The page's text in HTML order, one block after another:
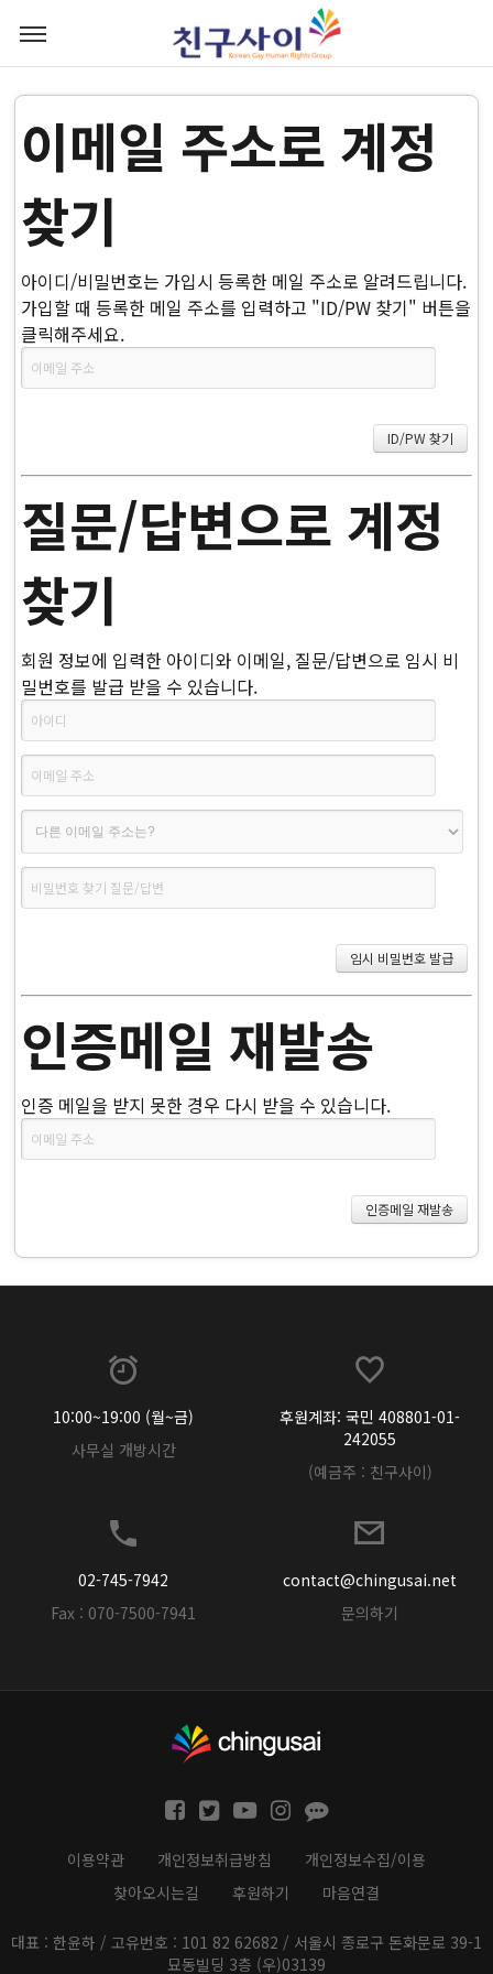
이메일 주소로 계정
찾기
아이디/비밀번호는 가입시 등록한 메일 주소로 알려드립니다.
가입할 때 등록한 메일 주소를 입력하고 "ID/PW 찾기" 버튼을
클릭해주세요.
질문/답변으로 계정
찾기
회원 정보에 입력한 아이디와 이메일, 질문/답변으로 임시 비
밀번호를 발급 받을 수 있습니다.
인증메일 재발송
인증 메일을 받지 못한 경우 다시 받을 수 있습니다.
10:00~19:00 (월~금)
사무실 개방시간
후원계좌: 국민 408801-01-
242055
(예금주 : 친구사이)
02-745-7942
Fax : 070-7500-7941
contact@chingusai.net
문의하기
이용약관 개인정보취급방침
개인정보수집/이용
찾아오시는길
후원하기 마음연결
대표 : 한윤하 / 고유번호 : 101 82 62682 / 서울시 종로구 돈화문로 39-1
묘동빌딩 3층 (우)03139